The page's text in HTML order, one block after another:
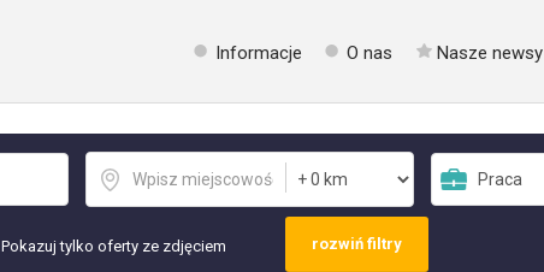
Informacje O nas Nasze newsy
Pokazuj tylko oferty ze zdjęciem rozwiń filtry